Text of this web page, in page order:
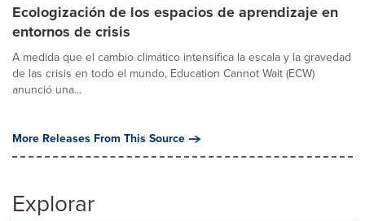
Ecologización de los espacios de aprendizaje en
entornos de crisis
A medida que el cambio climático intensifica la escala y la gravedad
de las crisis en todo el mundo, Education Cannot Wait (ECW)
anunció una...
More Releases From This Source
Explorar